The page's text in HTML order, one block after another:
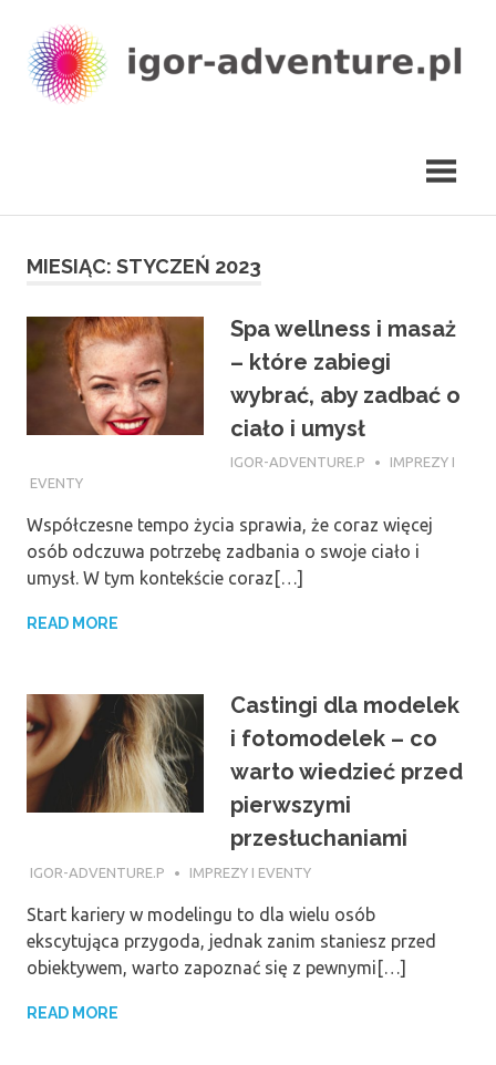
content
MIESIĄC: STYCZEŃ 2023
Spa wellness i masaż
– które zabiegi
wybrać, aby zadbać o
ciało i umysł
16 STYCZNIA 2023
IGOR-ADVENTURE.P
IMPREZY I
EVENTY
Współczesne tempo życia sprawia, że coraz więcej
osób odczuwa potrzebę zadbania o swoje ciało i
umysł. W tym kontekście coraz[…]
READ MORE
Castingi dla modelek
i fotomodelek – co
warto wiedzieć przed
pierwszymi
przesłuchaniami
4 STYCZNIA 2023
IGOR-ADVENTURE.P IMPREZY I EVENTY
Start kariery w modelingu to dla wielu osób
ekscytująca przygoda, jednak zanim staniesz przed
obiektywem, warto zapoznać się z pewnymi[…]
READ MORE